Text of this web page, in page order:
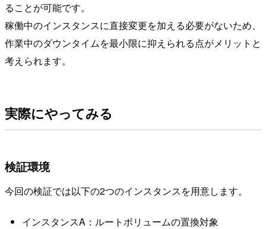
ることが可能です。
稼働中のインスタンスに直接変更を加える必要がないため、
作業中のダウンタイムを最小限に抑えられる点がメリットと
考えられます。
実際にやってみる
検証環境
今回の検証では以下の2つのインスタンスを用意します。
インスタンスA：ルートボリュームの置換対象